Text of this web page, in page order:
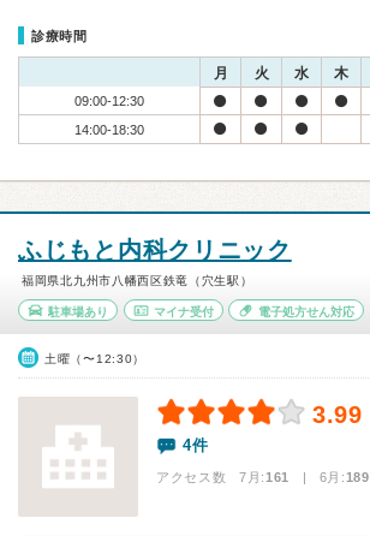
診療時間
月 火 水 木
09:00-12:30
14:00-18:30
ふじもと内科クリニック
福岡県北九州市八幡西区鉄竜（穴生駅）
駐車場あり マイナ受付 電子処方せん対応
土曜（〜12:30）
3.99
4件
アクセス数 7月:161 | 6月:189